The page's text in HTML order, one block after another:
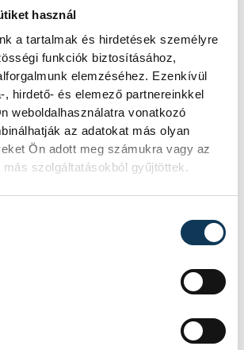
használ
a tartalmak és hirdetések személyre
funkciók biztosításához,
elemzéséhez. Ezenkívül
, hirdető- és elemező partnereinkkel
weboldalhasználatra vonatkozó
az adatokat más olyan
Ön adott meg számukra vagy az
más szolgáltatásokból gyűjtöttek.
/ azt hallottam, hogy... és
tapasztalataid.
trükk, egyben jobb
levegővételnyi szünetet tart,
magadhoz a szót, és